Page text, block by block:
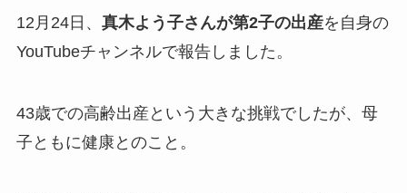
12月24日、 真木よう子さんが第2子の出産を自身の
YouTubeチャンネルで報告しました。
43歳での高齢出産という大きな挑戦でしたが、母
子ともに健康とのこと。